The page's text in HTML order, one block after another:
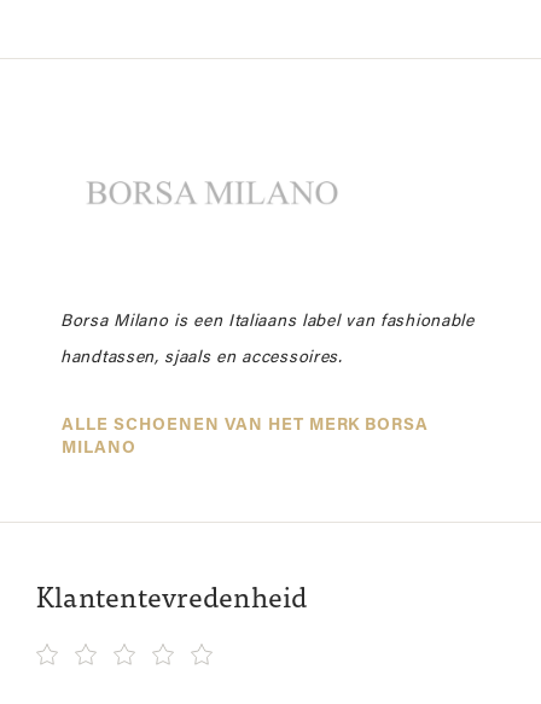
Borsa Milano is een Italiaans label van fashionable
handtassen, sjaals en accessoires.
ALLE SCHOENEN VAN HET MERK BORSA
MILANO
Klantentevredenheid